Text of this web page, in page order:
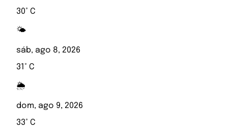
30° C
🌤️
sáb, ago 8, 2026
31° C
🌦️
dom, ago 9, 2026
33° C